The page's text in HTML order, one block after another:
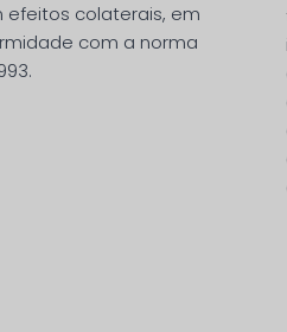
efeitos colaterais, em
com a norma